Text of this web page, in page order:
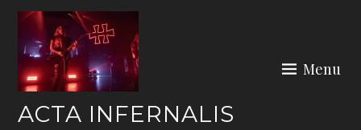
Skip
content
ACTA INFERNALIS
Menu